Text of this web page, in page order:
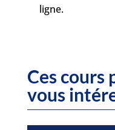
ligne.
Ces cours
vous